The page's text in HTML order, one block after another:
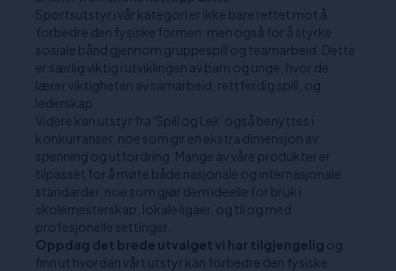
Sportsutstyr i vår kategori er ikke bare rettet mot å
forbedre den fysiske formen, men også for å styrke
sosiale bånd gjennom gruppespill og teamarbeid. Dette
er særlig viktig i utviklingen av barn og unge, hvor de
lærer viktigheten av samarbeid, rettferdig spill, og
lederskap.
Videre kan utstyr fra 'Spill og Lek' også benyttes i
konkurranser, noe som gir en ekstra dimensjon av
spenning og utfordring. Mange av våre produkter er
tilpasset for å møte både nasjonale og internasjonale
standarder, noe som gjør dem ideelle for bruk i
skolemesterskap, lokale ligaer, og til og med
profesjonelle settinger.
Oppdag det brede utvalget vi har tilgjengelig og
finn ut hvordan vårt utstyr kan forbedre den fysiske